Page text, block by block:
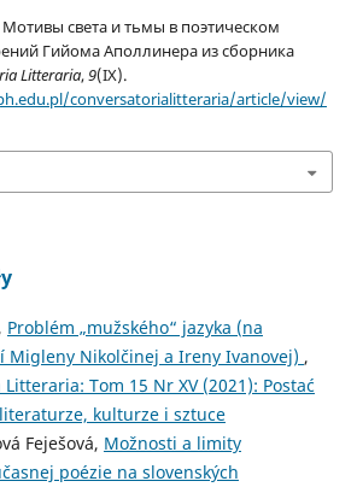
света и тьмы в поэтическом
Гийома Аполлинера из сборника
Litteraria,9(IX).
conversatorialitteraria/article/view/
Problém „mužského“ jazyka (na
Migleny Nikolčinej a Ireny Ivanovej) ,
Tom 15 Nr XV (2021): Postać
kulturze i sztuce
Feješová, Možnosti a limity
poézie na slovenských